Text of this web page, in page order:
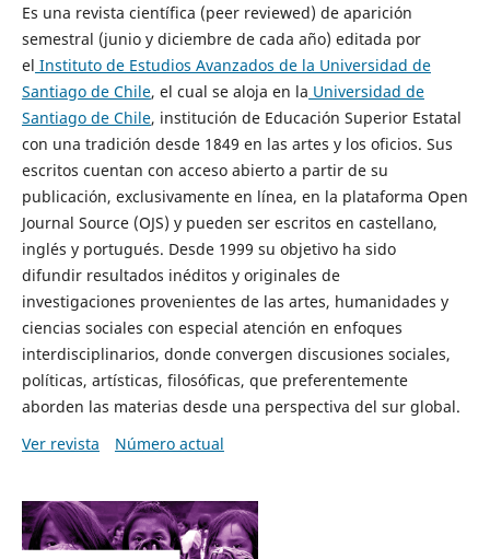
Es una revista científica (peer reviewed) de aparición
semestral (junio y diciembre de cada año) editada por
el Instituto de Estudios Avanzados de la Universidad de
Santiago de Chile, el cual se aloja en la Universidad de
Santiago de Chile, institución de Educación Superior Estatal
con una tradición desde 1849 en las artes y los oficios. Sus
escritos cuentan con acceso abierto a partir de su
publicación, exclusivamente en línea, en la plataforma Open
Journal Source (OJS) y pueden ser escritos en castellano,
inglés y portugués. Desde 1999 su objetivo ha sido
difundir resultados inéditos y originales de
investigaciones provenientes de las artes, humanidades y
ciencias sociales con especial atención en enfoques
interdisciplinarios, donde convergen discusiones sociales,
políticas, artísticas, filosóficas, que preferentemente
aborden las materias desde una perspectiva del sur global.
Ver revista
Número actual